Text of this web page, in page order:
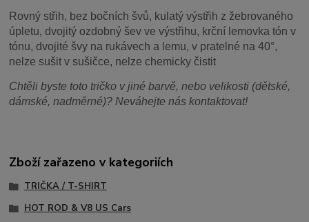
Rovný střih, bez bočních švů, kulatý výstřih z žebrovaného
úpletu, dvojitý ozdobný šev ve výstřihu, krční lemovka tón v
tónu, dvojité švy na rukávech a lemu, v pratelné na 40°,
nelze sušit v sušičce, nelze chemicky čistit
Chtěli byste toto tričko v jiné barvě, nebo velikosti (dětské,
dámské, nadměrné)? Neváhejte nás kontaktovat!
Zboží zařazeno v kategoriích
TRIČKA / T-SHIRT
HOT ROD & V8 US Cars